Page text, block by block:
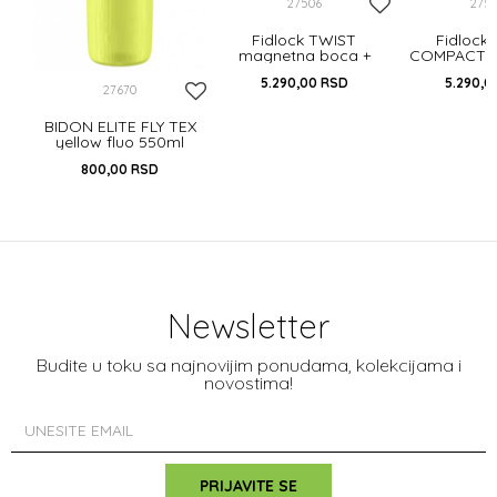
27670
BIDON ELITE FLY TEX
yellow fluo 550ml
800,00 RSD
27506
Fidlock TWIST
magnetna boca +
ml - transparent black
5.290,00 RSD
Fidlock
COMPACT
bicikl -
Newsletter
Budite u toku sa najnovijim ponudama, kolekcijama i
novostima!
PRIJAVITE SE